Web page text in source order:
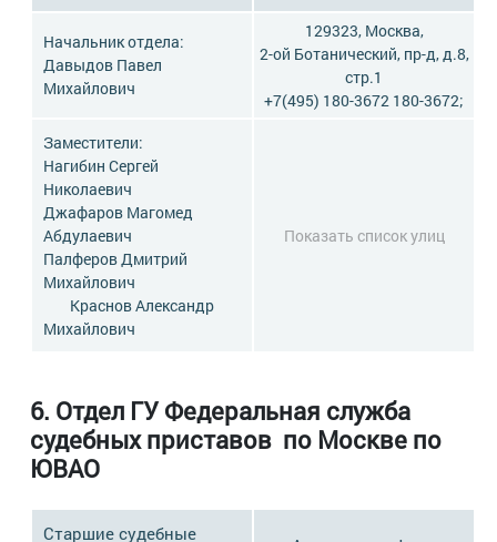
Начальник отдела:
Давыдов Павел
Михайлович
129323, Москва,
2-ой Ботанический, пр-д, д.8,
стр.1
+7(495) 180-3672 180-3672;
Заместители:
Нагибин Сергей
Николаевич
Джафаров Магомед
Абдулаевич
Палферов Дмитрий
Михайлович
Краснов Александр
Михайлович
Показать список улиц
6. Отдел ГУ Федеральная служба
судебных приставов по Москве по
ЮВАО
Старшие судебные